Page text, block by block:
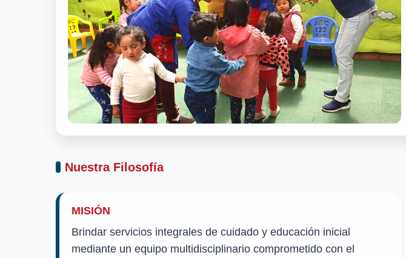
Nuestra Filosofía
MISIÓN
Brindar servicios integrales de cuidado y educación inicial
mediante un equipo multidisciplinario comprometido con el